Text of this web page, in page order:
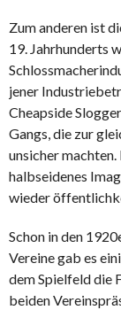
Zum anderen ist
19. Jahrhunderts
jener
Cheapside
Gangs, die zur
unsicher machten.
halbseidenes
wieder
Schon in den
Vereine gab es
dem Spielfeld die
beiden